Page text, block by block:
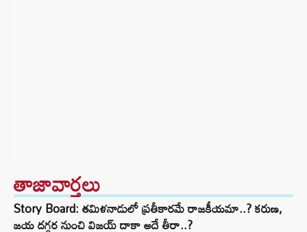
తాజావార్తలు
Story Board: తమిళనాడులో ప్రతీకారమే రాజకీయమా..? కరుణ,
జయ దగ్గర నుంచి విజయ్ దాకా అదే తీరా..?